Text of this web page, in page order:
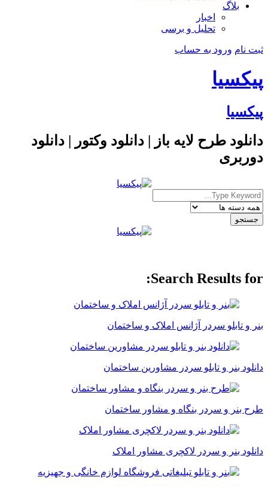
بلاگ
اخبار
تحلیل و برسی
ثبت نام ورود به حساب
پیکسیا
پیکسیا
دانلود طرح لایه باز | دانلود وکتور | دانلود
دوربری
Search Results for:
بنر و تابلو سردر آژانس املاک و ساختمان
دانلود بنر و تابلو سردر مشاورین ساختمان
طرح بنر و سردر بنگاه و مشاور ساختمان
دانلود بنر و سردر لاکچری مشاور املاک